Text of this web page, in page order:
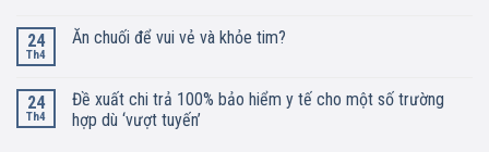
24
Th4
Ăn chuối để vui vẻ và khỏe tim?
24
Th4
Đề xuất chi trả 100% bảo hiểm y tế cho một số trường
hợp dù ‘vượt tuyến’